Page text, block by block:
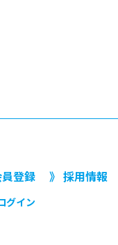
登録
グイン
》 採用情報